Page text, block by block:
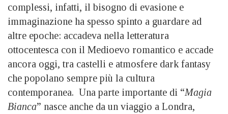
complessi, infatti, il bisogno di evasione e
immaginazione ha spesso spinto a guardare ad
altre epoche: accadeva nella letteratura
ottocentesca con il Medioevo romantico e accade
ancora oggi, tra castelli e atmosfere dark fantasy
che popolano sempre più la cultura
contemporanea. Una parte importante di “Magia
Bianca” nasce anche da un viaggio a Londra,